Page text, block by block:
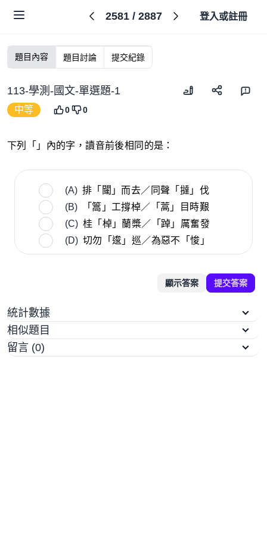
2581/ 2887 登入或註冊
題目內容 題目討論 提交紀錄
113-學測-國文-單選題-1
中等 0 0
下列「」內的字，讀音前後相同的是：
(A) 排「闥」而去／同聲「撻」伐
(B)
「篙」工撐棹／「蒿」目時艱
(C) 桂「棹」蘭槳／「踔」厲奮發
(D) 切勿「逡」巡／為惡不「悛」
顯示答案 提交答案
統計數據
相似題目
留言 (0)